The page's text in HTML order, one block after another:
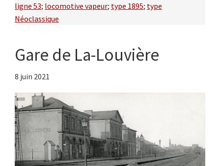
ligne 53; locomotive vapeur; type 1895; type
Néoclassique
Gare de La-Louvière
8 juin 2021